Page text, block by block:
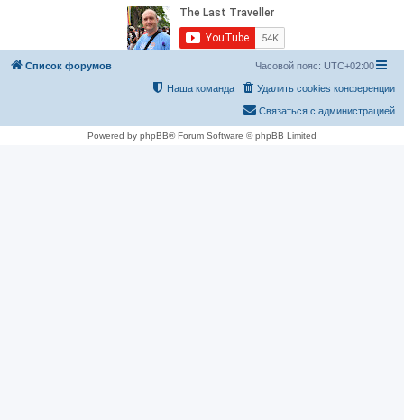
Список форумов Часовой пояс: UTC+02:00
Удалить cookies конференции
Наша команда
Связаться с администрацией
Powered by phpBB® Forum Software © phpBB Limited